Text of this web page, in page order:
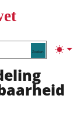
Zoeken